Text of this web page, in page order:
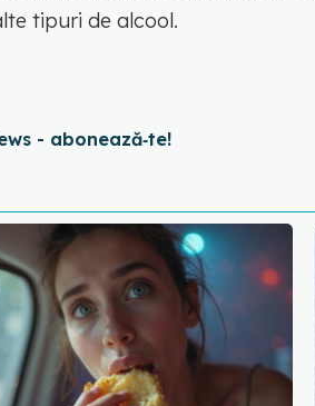
tipuri de alcool.
- abonează‑te!